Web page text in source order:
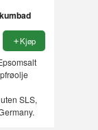
Kjøp
SLS,